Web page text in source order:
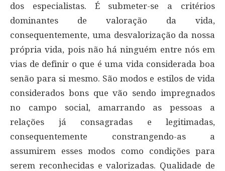
dos especialistas. É submeter-se a critérios
dominantes de valoração da vida,
consequentemente, uma desvalorização da nossa
própria vida, pois não há ninguém entre nós em
vias de definir o que é uma vida considerada boa
senão para si mesmo. São modos e estilos de vida
considerados bons que vão sendo impregnados
no campo social, amarrando as pessoas a
relações já consagradas e legitimadas,
consequentemente constrangendo-as a
assumirem esses modos como condições para
serem reconhecidas e valorizadas. Qualidade de